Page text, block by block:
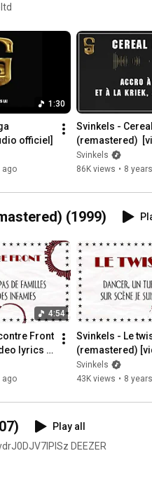
1:30
officiel]
ago
Svinkels -
(remastered)
officielle]
Svinkels
86K views • 8
(1999)
4:54
Front
lyrics
ago
Svinkels - Le
(remastered)
officielle]
Svinkels
43K views • 8
Play all
DEEZER